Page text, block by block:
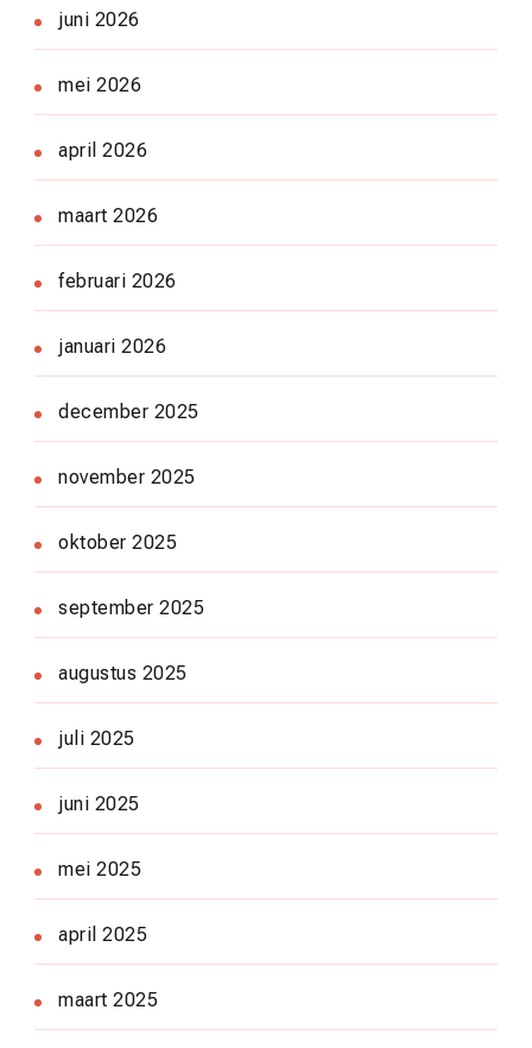
juni 2026
mei 2026
april 2026
maart 2026
februari 2026
januari 2026
december 2025
november 2025
oktober 2025
september 2025
augustus 2025
juli 2025
juni 2025
mei 2025
april 2025
maart 2025